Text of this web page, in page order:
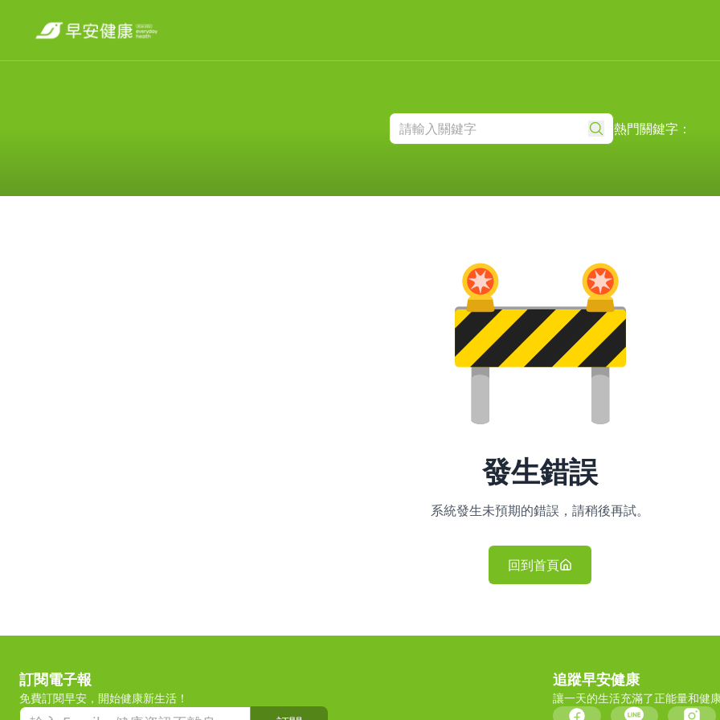
熱門關鍵字：
發生錯誤
系統發生未預期的錯誤，請稍後再試。
回到首頁
訂閱電子報
免費訂閱早安，開始健康新生活！
追蹤早安健康
讓一天的生活充滿了正能量和健